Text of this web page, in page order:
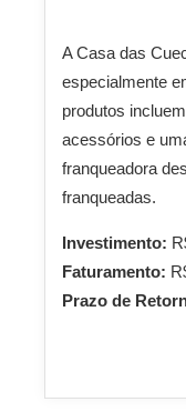
A Casa das
especialmente
produtos
acessórios e
franqueadora
franqueadas.
Investimento:
Faturamento:
Prazo de